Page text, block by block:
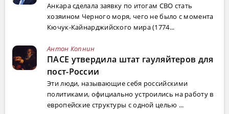
Анкара сделала заявку по итогам СВО стать
хозяином Черного моря, чего не было с момента
Кючук-Кайнарджийского мира (1774...
Антон Копнин
ПАСЕ утвердила штат гауляйтеров для
пост-России
Эти люди, называющие себя российскими
политиками, официально устроились на работу в
европейские структуры с одной целью ...